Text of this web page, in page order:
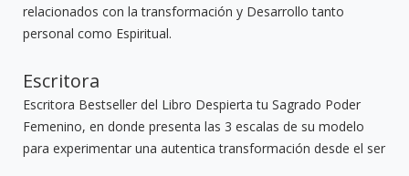
relacionados con la transformación y Desarrollo tanto
personal como Espiritual.
Escritora
Escritora Bestseller del Libro Despierta tu Sagrado Poder
Femenino, en donde presenta las 3 escalas de su modelo
para experimentar una autentica transformación desde el ser